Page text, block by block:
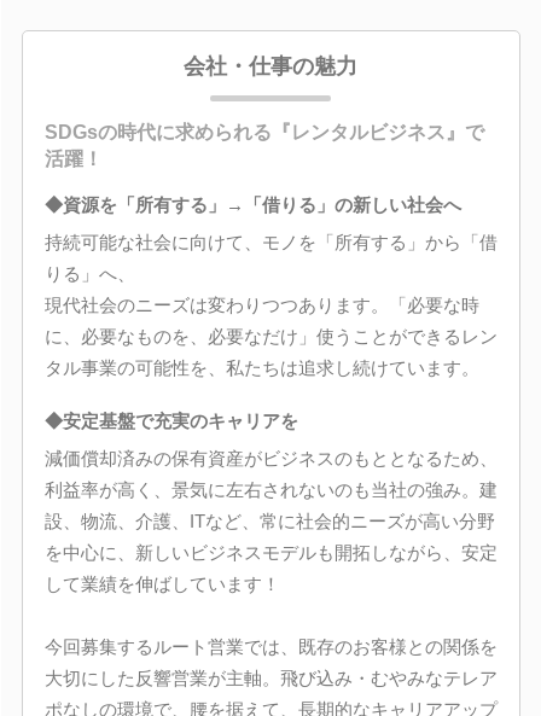
会社・仕事の魅力
SDGsの時代に求められる『レンタルビジネス』で
活躍！
◆資源を「所有する」→「借りる」の新しい社会へ
持続可能な社会に向けて、モノを「所有する」から「借
りる」へ、
現代社会のニーズは変わりつつあります。「必要な時
に、必要なものを、必要なだけ」使うことができるレン
タル事業の可能性を、私たちは追求し続けています。
◆安定基盤で充実のキャリアを
減価償却済みの保有資産がビジネスのもととなるため、
利益率が高く、景気に左右されないのも当社の強み。建
設、物流、介護、ITなど、常に社会的ニーズが高い分野
を中心に、新しいビジネスモデルも開拓しながら、安定
して業績を伸ばしています！
今回募集するルート営業では、既存のお客様との関係を
大切にした反響営業が主軸。飛び込み・むやみなテレア
ポなしの環境で、腰を据えて、長期的なキャリアアップ